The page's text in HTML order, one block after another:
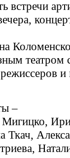
встречи
театром
и
–
Ткач,